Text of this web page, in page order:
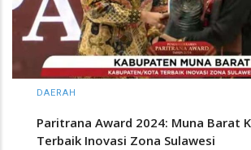
DAERAH
Paritrana Award 2024: Muna Barat
Terbaik Inovasi Zona Sulawesi